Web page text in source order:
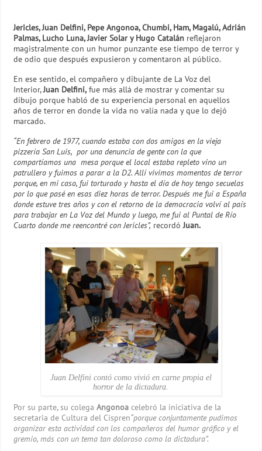
Jericles, Juan Delfini, Pepe Angonoa, Chumbi, Ham, Magalú, Adrián
Palmas, Lucho Luna, Javier Solar y Hugo Catalán reflejaron
magistralmente con un humor punzante ese tiempo de terror y
de odio que después expusieron y comentaron al público.
En ese sentido, el compañero y dibujante de La Voz del
Interior,Juan Delfini, fue más allá de mostrar y comentar su
dibujo porque habló de su experiencia personal en aquellos
años de terror en donde la vida no valía nada y que lo dejó
marcado.
“En febrero de 1977, cuando estaba con dos amigos en la vieja
pizzería San Luis, por una denuncia de gente con la que
compartíamos una mesa porque el local estaba repleto vino un
patrullero y fuimos a parar a la D2. Allí vivimos momentos de terror
porque, en mi caso, fui torturado y hasta el día de hoy tengo secuelas
por lo que pasé en esas diez horas de terror. Después me fui a España
donde estuve tres años y con el retorno de la democracia volví al país
para trabajar en La Voz del Mundo y luego, me fui al Puntal de Río
Cuarto donde me reencontré con Jericles”, recordóJuan.
Juan Delfini contó como vivió en carne propia el
horror de la dictadura.
Por su parte, su colegaAngonoa celebró la iniciativa de la
secretaria de Cultura del Cispren“porque conjuntamente pudimos
organizar esta actividad con los compañeros del humor gráfico y el
gremio, más con un tema tan doloroso como la dictadura”.